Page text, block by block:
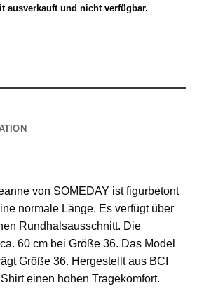
ausverkauft und nicht verfügbar.
von SOMEDAY ist figurbetont
normale Länge. Es verfügt über
Rundhalsausschnitt. Die
60 cm bei Größe 36. Das Model
Größe 36. Hergestellt aus BCI
einen hohen Tragekomfort.